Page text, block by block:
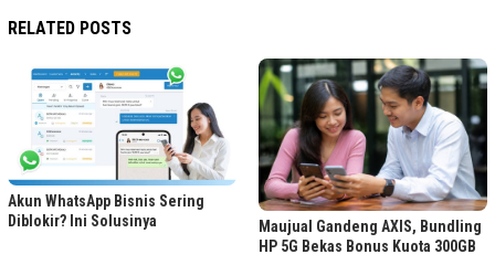
RELATED POSTS
Akun WhatsApp Bisnis Sering
Diblokir? Ini Solusinya
Maujual Gandeng AXIS, Bundling
HP 5G Bekas Bonus Kuota 300GB